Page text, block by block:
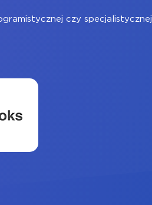
czy specjalistycznej.